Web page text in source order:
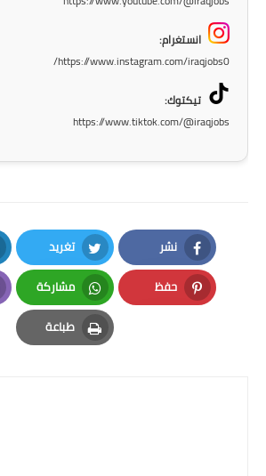
انستغرام:
https://www.instagram.com/iraqjobs0/
تيكتوك:
https://www.tiktok.com/@iraqjobs
نشر
Facebook
تغريد
Twitter
حفظ
Pinterest
مشاركة
Whatsapp
طباعة
Print